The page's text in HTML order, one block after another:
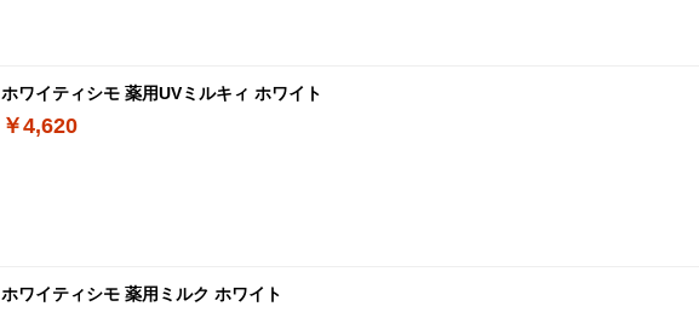
ホワイティシモ 薬用UVミルキィ ホワイト
￥4,620
ホワイティシモ 薬用ミルク ホワイト